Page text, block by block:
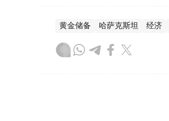
黄金储备 哈萨克斯坦 经济